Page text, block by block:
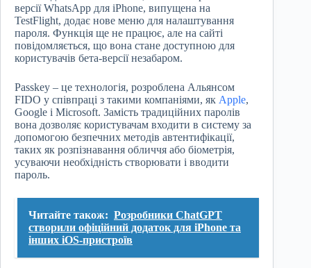
версії WhatsApp для iPhone, випущена на
TestFlight, додає нове меню для налаштування
пароля. Функція ще не працює, але на сайті
повідомляється, що вона стане доступною для
користувачів бета-версії незабаром.
Passkey – це технологія, розроблена Альянсом
FIDO у співпраці з такими компаніями, як Apple,
Google і Microsoft. Замість традиційних паролів
вона дозволяє користувачам входити в систему за
допомогою безпечних методів автентифікації,
таких як розпізнавання обличчя або біометрія,
усуваючи необхідність створювати і вводити
пароль.
Читайте також: Розробники ChatGPT
створили офіційний додаток для iPhone та
інших iOS-пристроїв